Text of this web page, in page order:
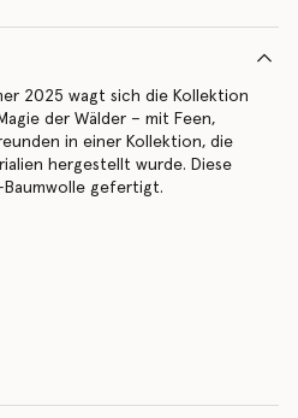
2025 wagt sich die Kollektion
der Wälder – mit Feen,
in einer Kollektion, die
hergestellt wurde. Diese
gefertigt.